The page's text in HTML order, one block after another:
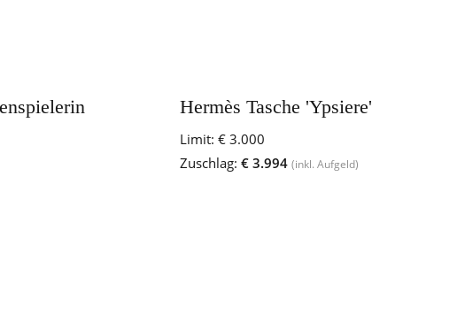
Hermès Tasche 'Ypsiere'
Limit: € 3.000
Zuschlag: € 3.994 (inkl. Aufgeld)